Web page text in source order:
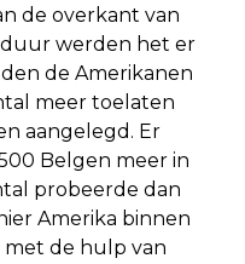
de overkant van
duur werden het er
de Amerikanen
meer toelaten
aangelegd. Er
Belgen meer in
probeerde dan
Amerika binnen
de hulp van